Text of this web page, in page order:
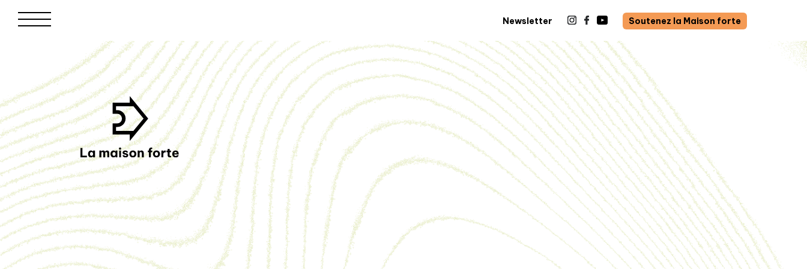
Newsletter Soutenez la Maison forte